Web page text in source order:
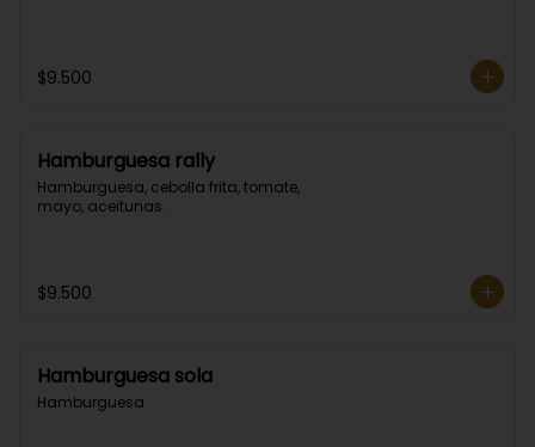
$9.500
Hamburguesa rally
Hamburguesa, cebolla frita, tomate,
mayo, aceitunas.
$9.500
Hamburguesa sola
Hamburguesa